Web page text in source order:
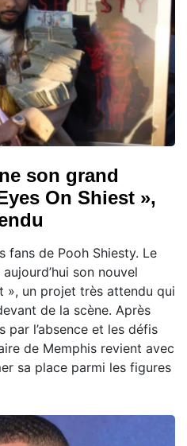
son grand
On Shiest »,
fans de Pooh Shiesty. Le
son nouvel
», un projet très attendu qui
de la scène. Après
par l’absence et les défis
de Memphis revient avec
sa place parmi les figures